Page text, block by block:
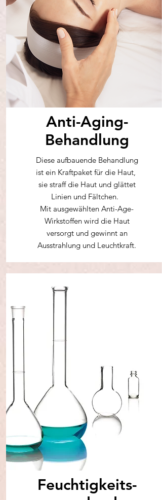
Anti-Aging-
Behandlung
Diese aufbauende Behandlung
ist ein Kraftpaket für die Haut,
sie straff die Haut und glättet
Linien und Fältchen.
Mit ausgewählten Anti-Age-
Wirkstoffen wird die Haut
versorgt und gewinnt an
Ausstrahlung und Leuchtkraft.
Feuchtigkeits-